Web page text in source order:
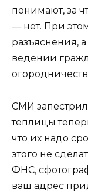
понимают, за
— нет. При
разъяснения,
ведении
СМИ
теплицы
что их надо
этого не
ФНС,
ваш адрес